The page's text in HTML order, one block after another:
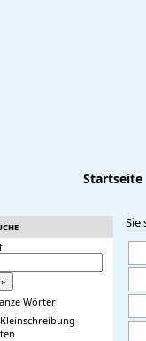
Startseite
Wörter
Sie